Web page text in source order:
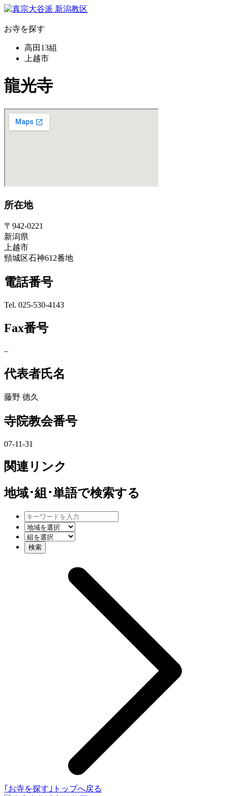
お寺を探す
高田13組
上越市
龍光寺
所在地
〒942-0221
新潟県
上越市
頸城区石神612番地
電話番号
Tel. 025-530-4143
Fax番号
–
代表者氏名
藤野 德久
寺院教会番号
07-11-31
関連リンク
地域･組･単語で検索する
｢お寺を探す｣トップへ戻る